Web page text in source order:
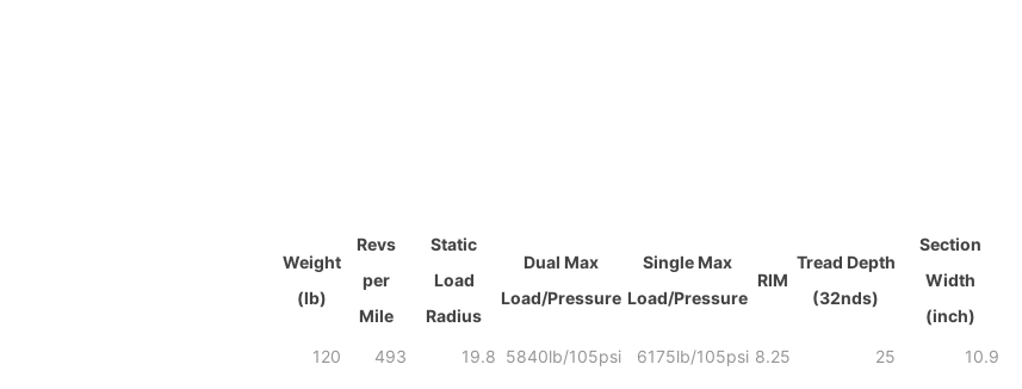
Section
Width
(inch)
Tread Depth
(32nds)
RIM
Single Max
Load/Pressure
Dual Max
Load/Pressure
Static
Load
Radius
Revs
per
Mile
Weight
(lb)
10.9
25
8.25
6175lb/105psi
5840lb/105psi
19.8
493
120